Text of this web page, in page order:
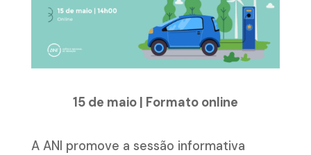
15 de maio | Formato online
A ANI promove a sessão informativa